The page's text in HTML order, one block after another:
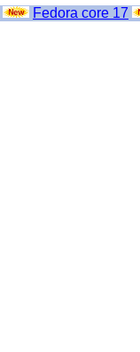
Fedora core 17